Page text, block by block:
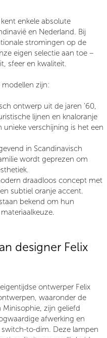
enkele absolute
en Nederland. Bij
stromingen op de
eigen selectie aan toe –
sfeer en kwaliteit.
modellen zijn:
ontwerp uit de jaren ’60,
lijnen en knaloranje
verschijning is het een
in Scandinavisch
wordt geprezen om
draadloos concept met
subtiel oranje accent.
bekend om hun
designer Felix
ontwerper Felix
waaronder de
Minisophie, zijn geliefd
afwerking en
to-dim. Deze lampen